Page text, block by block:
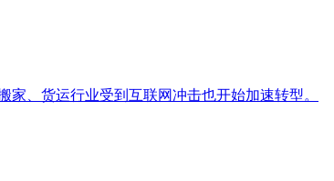
、货运行业受到互联网冲击也开始加速转型。